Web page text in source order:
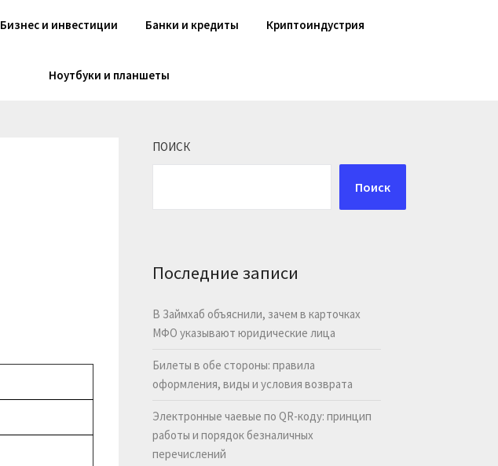
Бизнес и инвестиции Банки и кредиты Криптоиндустрия
Ноутбуки и планшеты
ПОИСК
Поиск
Последние записи
В Займхаб объяснили, зачем в карточках
МФО указывают юридические лица
Билеты в обе стороны: правила
оформления, виды и условия возврата
Электронные чаевые по QR-коду: принцип
работы и порядок безналичных
перечислений